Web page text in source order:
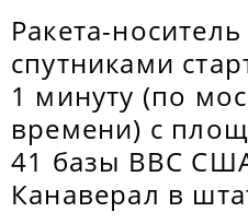
Ракета-
спутниками
1 минуту (по
времени) с
41 базы ВВС
Канаверал в